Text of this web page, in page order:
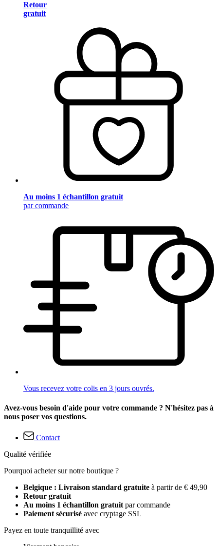
Retour
gratuit
Au moins 1 échantillon gratuit
par commande
Vous recevez votre colis en 3 jours ouvrés.
Avez-vous besoin d'aide pour votre commande ? N'hésitez pas à
nous poser vos questions.
Contact
Qualité vérifiée
Pourquoi acheter sur notre boutique ?
Belgique : Livraison standard gratuite à partir de € 49,90
Retour gratuit
Au moins 1 échantillon gratuit par commande
Paiement sécurisé avec cryptage SSL
Payez en toute tranquillité avec